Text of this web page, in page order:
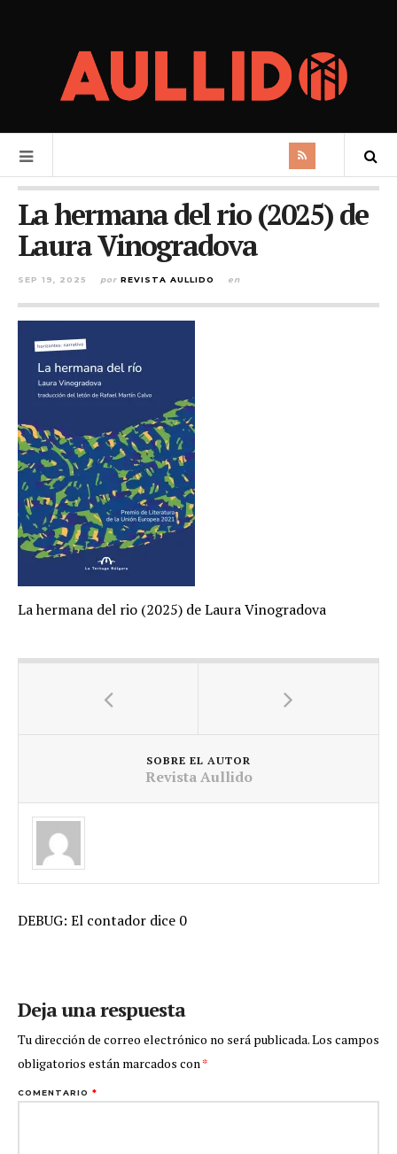
La hermana del rio (2025) de
Laura Vinogradova
SEP 19, 2025 por REVISTA AULLIDO en
La hermana del rio (2025) de Laura Vinogradova
SOBRE EL AUTOR
Revista Aullido
DEBUG: El contador dice 0
Deja una respuesta
Tu dirección de correo electrónico no será publicada.Los campos
obligatorios están marcados con*
COMENTARIO *